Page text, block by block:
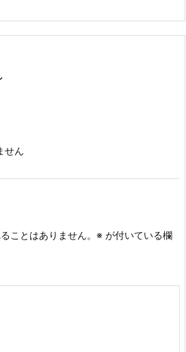
せん
ことはありません。 ※ が付いている欄